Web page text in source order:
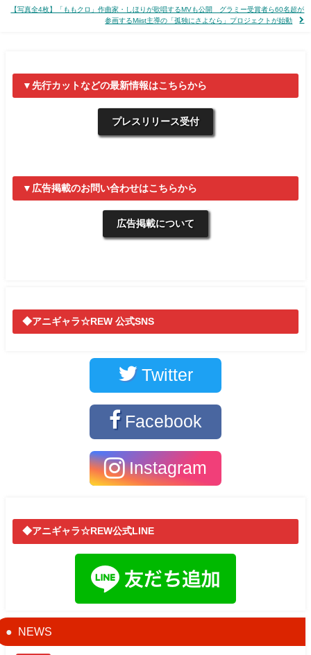
【写真全4枚】「ももクロ」作曲家・しほりが歌唱するMVも公開 グラミー受賞者ら60名超が
参画するMiist主導の「孤独にさよなら」プロジェクトが始動
▼先行カットなどの最新情報はこちらから
プレスリリース受付
▼広告掲載のお問い合わせはこちらから
広告掲載について
◆アニギャラ☆REW 公式SNS
Twitter
Facebook
Instagram
◆アニギャラ☆REW公式LINE
NEWS